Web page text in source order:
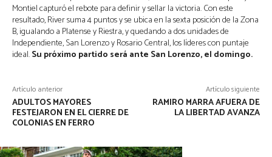
Montiel capturó el rebote para definir y sellar la victoria. Con este
resultado, River suma 4 puntos y se ubica en la sexta posición de la Zona
B, igualando a Platense y Riestra, y quedando a dos unidades de
Independiente, San Lorenzo y Rosario Central, los líderes con puntaje
ideal.Su próximo partido será ante San Lorenzo, el domingo.
Artículo anterior
ADULTOS MAYORES
FESTEJARON EN EL CIERRE DE
COLONIAS EN FERRO
Artículo siguiente
RAMIRO MARRA AFUERA DE
LA LIBERTAD AVANZA